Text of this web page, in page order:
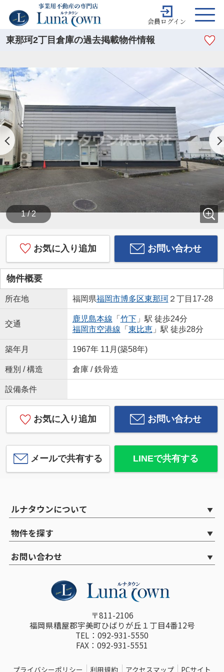
会員ログイン
東那珂2丁目倉庫の過去掲載物件情報
1 / 2
お気に入り追加 お問い合わせ
物件概要
所在地 福岡県福岡市博多区東那珂２丁目17-28
交通
鹿児島本線 「 竹下」駅 徒歩24分
福岡市空港線 「 東比恵」駅 徒歩28分
築年月 1967年 11月(築58年)
種別 / 構造 倉庫 / 鉄骨造
設備条件
お気に入り追加 お問い合わせ
メールで共有する LINEで共有する
ルナタウンについて
物件を探す
お問い合わせ
〒811-2106
福岡県糟屋郡宇美町ひばりが丘１丁目4番12号
TEL：092-931-5550
FAX：092-931-5551
プライバシーポリシー 利用規約 アクセスマップ PCサイト